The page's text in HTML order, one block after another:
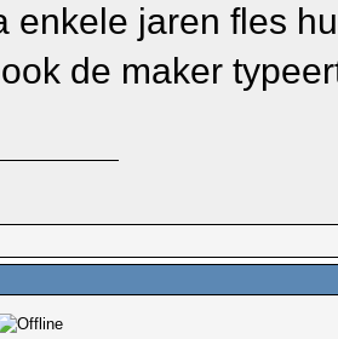
enkele jaren fles
de maker